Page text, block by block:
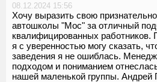
08.12.2024 15:56
Хочу выразить свою
автошколы "Мос" за отличный
квалифицированных работников.
я с уверенностью могу сказать,
заведения я не ошиблась.
подходом и пониманием
нашей маленькой группы. Андрей